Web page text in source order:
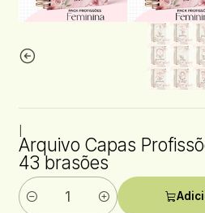
Arquivo Capas
43 brasões
Quantidade